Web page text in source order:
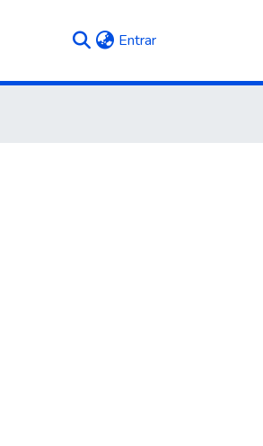
Entrar(current)